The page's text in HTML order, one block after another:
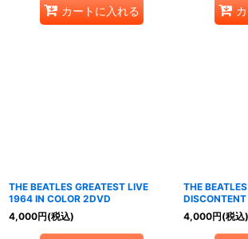
カートに入れる
THE BEATLES GREATEST LIVE
1964 IN COLOR 2DVD
4,000円(税込)
THE
4,000円(税込)